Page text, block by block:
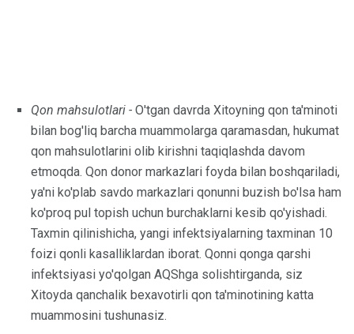
Qon mahsulotlari - O'tgan davrda Xitoyning qon ta'minoti
bilan bog'liq barcha muammolarga qaramasdan, hukumat
qon mahsulotlarini olib kirishni taqiqlashda davom
etmoqda. Qon donor markazlari foyda bilan boshqariladi,
ya'ni ko'plab savdo markazlari qonunni buzish bo'lsa ham
ko'proq pul topish uchun burchaklarni kesib qo'yishadi.
Taxmin qilinishicha, yangi infektsiyalarning taxminan 10
foizi qonli kasalliklardan iborat. Qonni qonga qarshi
infektsiyasi yo'qolgan AQShga solishtirganda, siz
Xitoyda qanchalik bexavotirli qon ta'minotining katta
muammosini tushunasiz.